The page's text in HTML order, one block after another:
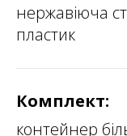
нержавіюча
пластик
Комплект:
контейнер